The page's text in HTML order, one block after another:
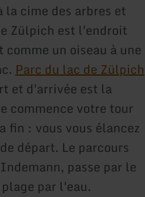
la cime des arbres et
Zülpich est l'endroit
un oiseau à une
Parc du lac de Zülpich
et d'arrivée est la
commence votre tour
: vous vous élancez
départ. Le parcours
passe par le
par l'eau.